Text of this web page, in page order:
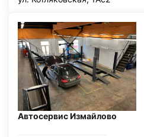
Автосервис Измайлово